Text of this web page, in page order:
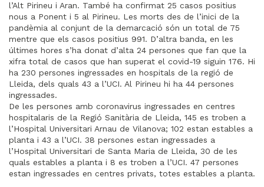
l’Alt Pirineu i Aran. També ha confirmat 25 casos positius
nous a Ponent i 5 al Pirineu. Les morts des de l’inici de la
pandèmia al conjunt de la demarcació són un total de 75
mentre que els casos positius 991. D’altra banda, en les
últimes hores s’ha donat d’alta 24 persones que fan que la
xifra total de casos que han superat el covid-19 siguin 176. Hi
ha 230 persones ingressades en hospitals de la regió de
Lleida, dels quals 43 a l’UCI. Al Pirineu hi ha 44 persones
ingressades.
De les persones amb coronavirus ingressades en centres
hospitalaris de la Regió Sanitària de Lleida, 145 es troben a
l’Hospital Universitari Arnau de Vilanova; 102 estan estables a
planta i 43 a l’UCI. 38 persones estan ingressades a
l’Hospital Universitari de Santa Maria de Lleida, 30 de les
quals estables a planta i 8 es troben a l’UCI. 47 persones
estan ingressades en centres privats, totes estables a planta.